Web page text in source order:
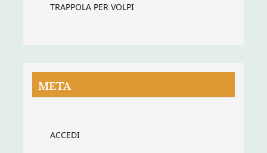
TRAPPOLA PER VOLPI
META
ACCEDI